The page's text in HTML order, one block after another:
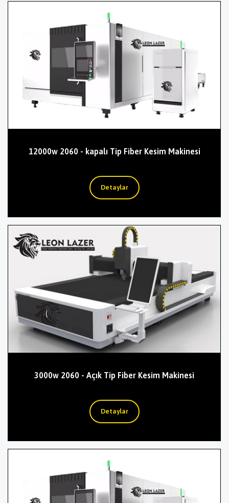
12000w 2060 - kapalı Tip Fiber Kesim Makinesi
3000w 2060 - Açık Tip Fiber Kesim Makinesi